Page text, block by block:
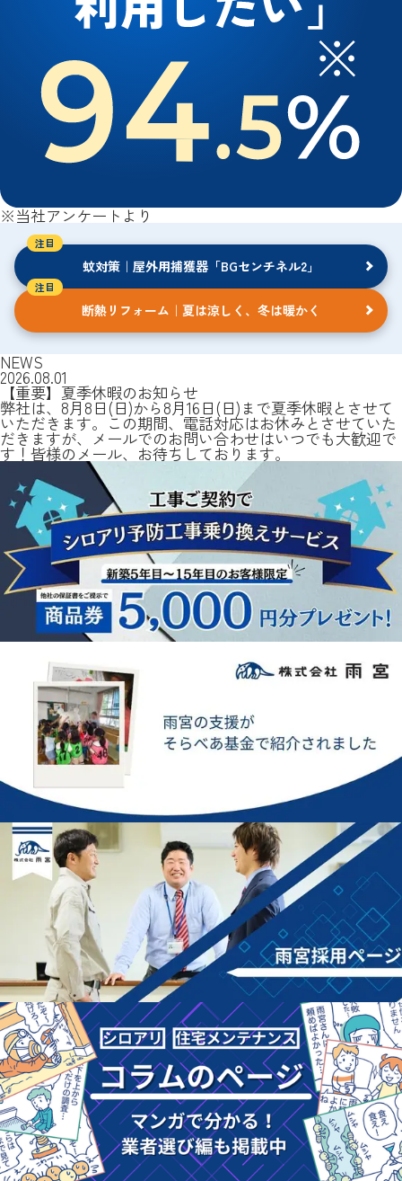
※当社アンケートより
蚊対策 ｜屋外用捕獲器 「BGセンチネル2」
断熱リフォーム ｜夏は涼しく、冬は暖かく
NEWS
2026.08.01
【重要】夏季休暇のお知らせ
弊社は、8月8日(日)から8月16日(日)まで夏季休暇とさせて
いただきます。この期間、電話対応はお休みとさせていた
だきますが、メールでのお問い合わせはいつでも大歓迎で
す！皆様のメール、お待ちしております。